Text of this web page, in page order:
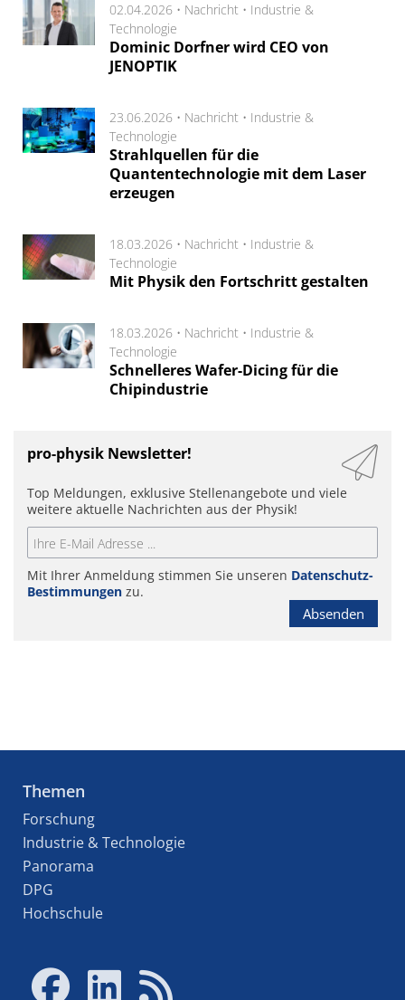
02.04.2026 • Nachricht • Industrie &
Technologie
Dominic Dorfner wird CEO von
JENOPTIK
23.06.2026 • Nachricht • Industrie &
Technologie
Strahlquellen für die
Quantentechnologie mit dem Laser
erzeugen
18.03.2026 • Nachricht • Industrie &
Technologie
Mit Physik den Fortschritt gestalten
18.03.2026 • Nachricht • Industrie &
Technologie
Schnelleres Wafer-Dicing für die
Chipindustrie
pro-physik Newsletter!
Top Meldungen, exklusive Stellenangebote und viele
weitere aktuelle Nachrichten aus der Physik!
Mit Ihrer Anmeldung stimmen Sie unseren Datenschutz-
Bestimmungen zu.
Absenden
Themen
Forschung
Industrie & Technologie
Panorama
DPG
Hochschule